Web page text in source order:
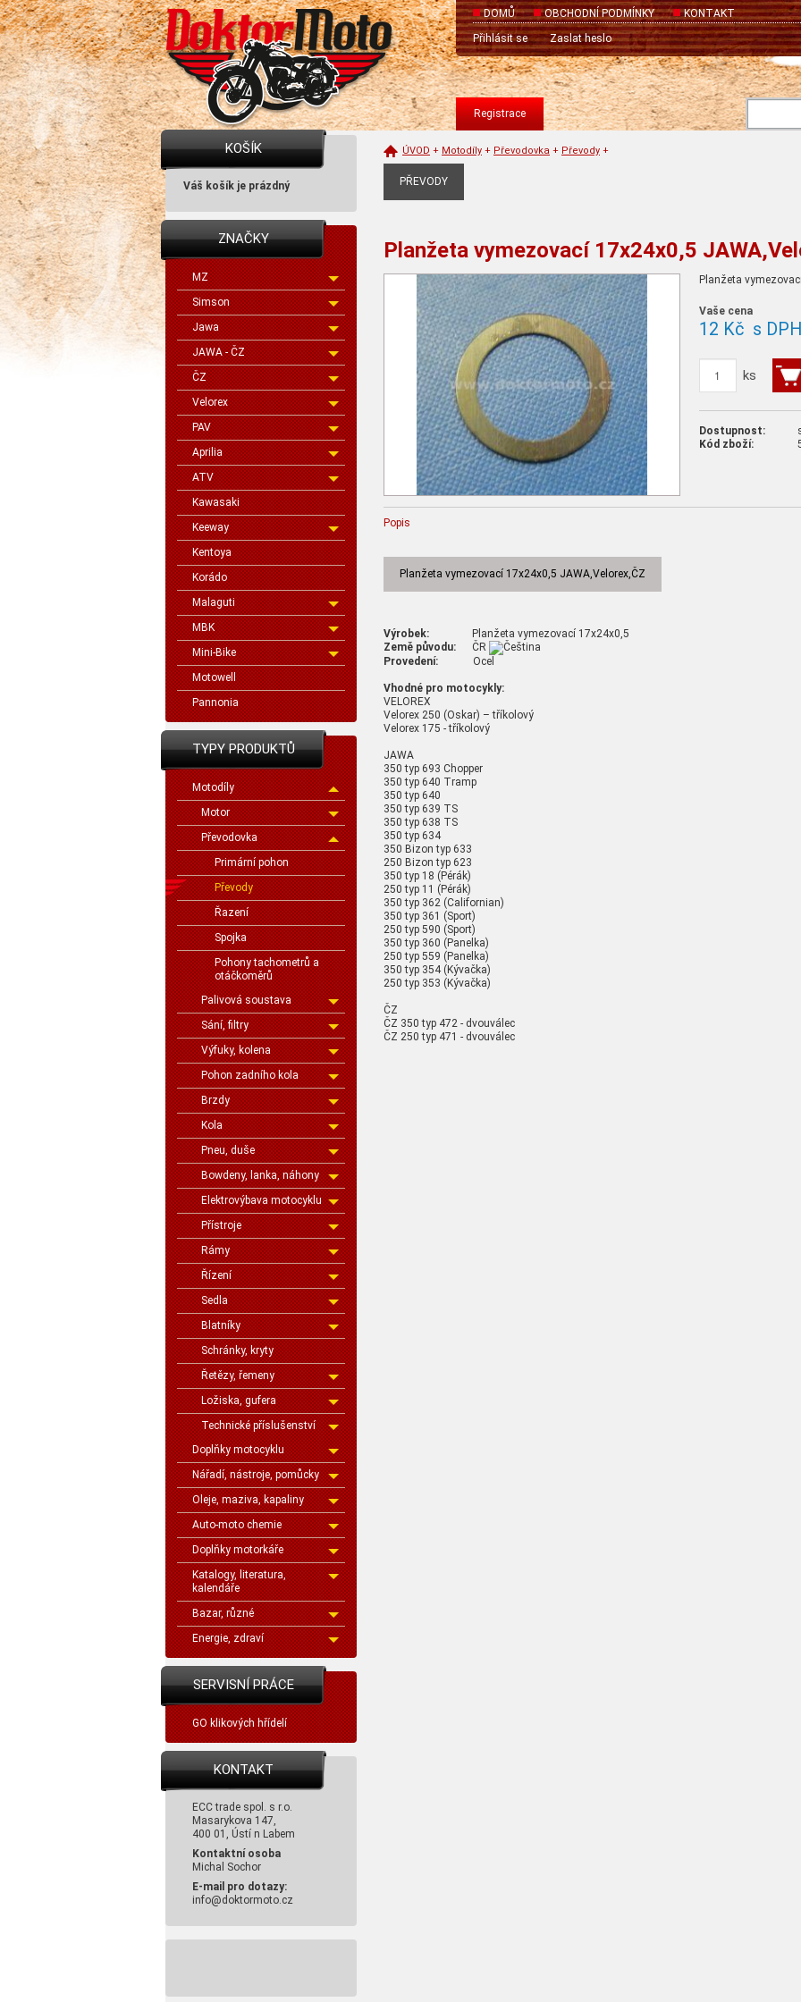
DOMŮ OBCHODNÍ PODMÍNKY
KONTAKT
Přihlásit se
Zaslat heslo
Registrace
KOŠÍK
Váš košík je prázdný
ZNAČKY
MZ
Simson
Jawa
JAWA - ČZ
ČZ
Velorex
PAV
Aprilia
ATV
Kawasaki
Keeway
Kentoya
Korádo
Malaguti
MBK
Mini-Bike
Motowell
Pannonia
TYPY PRODUKTŮ
Motodíly
Motor
Převodovka
Primární pohon
Převody
Řazení
Spojka
Pohony tachometrů a
otáčkoměrů
Palivová soustava
Sání, filtry
Výfuky, kolena
Pohon zadního kola
Brzdy
Kola
Pneu, duše
Bowdeny, lanka, náhony
Elektrovýbava motocyklu
Přístroje
Rámy
Řízení
Sedla
Blatníky
Schránky, kryty
Řetězy, řemeny
Ložiska, gufera
Technické příslušenství
Doplňky motocyklu
Nářadí, nástroje, pomůcky
Oleje, maziva, kapaliny
Auto-moto chemie
Doplňky motorkáře
Katalogy, literatura,
kalendáře
Bazar, různé
Energie, zdraví
SERVISNÍ PRÁCE
GO klikových hřídelí
KONTAKT
ECC trade spol. s r.o.
Masarykova 147,
400 01, Ústí n Labem
Kontaktní osoba
Michal Sochor
E-mail pro dotazy:
info@doktormoto.cz
ÚVOD + Motodíly + Převodovka + Převody +
PŘEVODY
Planžeta vymezovací 17x24x0,5
Planžeta
Vaše cena
12 Kč s DPH
ks
Dostupnost:
Kód zboží:
Popis
Planžeta vymezovací 17x24x0,5 JAWA,Velorex,ČZ
Výrobek: Planžeta vymezovací 17x24x0,5
Země původu: ČR
Provedení: Ocel
Vhodné pro motocykly:
VELOREX
Velorex 250 (Oskar) – tříkolový
Velorex 175 - tříkolový
JAWA
350 typ 693 Chopper
350 typ 640 Tramp
350 typ 640
350 typ 639 TS
350 typ 638 TS
350 typ 634
350 Bizon typ 633
250 Bizon typ 623
350 typ 18 (Pérák)
250 typ 11 (Pérák)
350 typ 362 (Californian)
350 typ 361 (Sport)
250 typ 590 (Sport)
350 typ 360 (Panelka)
250 typ 559 (Panelka)
350 typ 354 (Kývačka)
250 typ 353 (Kývačka)
ČZ
ČZ 350 typ 472 - dvouválec
ČZ 250 typ 471 - dvouválec